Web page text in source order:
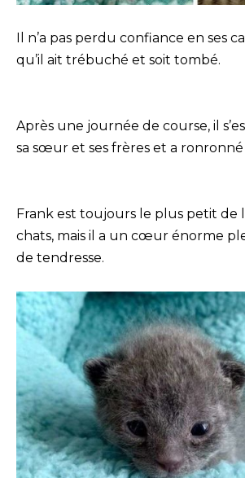
Il n’a pas perdu confiance en ses
qu’il ait trébuché et soit tombé.
Après une journée de course, il
sa sœur et ses frères et a
Frank est toujours le plus petit de
chats, mais il a un cœur énorme
de tendresse.